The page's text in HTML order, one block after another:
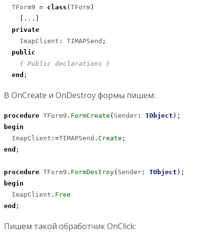
  TForm9
= class ( TForm)
...
private
    ImapClient
: TIMAPSend ;
public
{ Public declarations }
end ;
В OnCreate и OnDestroy формы пишем:
procedure TForm9 . FormCreate ( Sender : TObject ) ;
begin
  ImapClient
: =TIMAPSend . Create ;
end ;
procedure TForm9 . FormDestroy( Sender : TObject ) ;
begin
  ImapClient
. Free
end ;
Пишем такой обработчик OnClick: